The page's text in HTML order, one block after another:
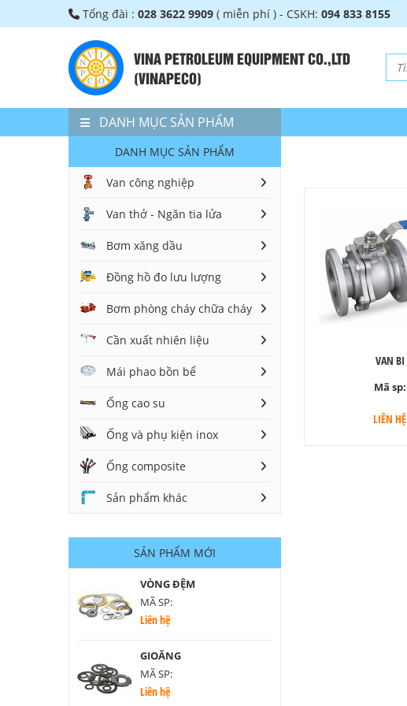
Tổng đài : 028 3622 9909 ( miễn phí ) - CSKH: 094 833 8155
VINA PETROLEUM EQUIPMENT CO.,LTD
(VINAPECO)
DANH MỤC SẢN PHẨM
VAN BI
Mã sp:
LIÊN HỆ
DANH MỤC SẢN PHẨM
Van công nghiệp
Van thở - Ngăn tia lửa
Bơm xăng dầu
Đồng hồ đo lưu lượng
Bơm phòng cháy chữa cháy
Cần xuất nhiên liệu
Mái phao bồn bể
Ống cao su
Ống và phụ kiện inox
Ống composite
Sản phẩm khác
SẢN PHẨM MỚI
VÒNG ĐỆM
MÃ SP:
Liên hệ
GIOĂNG
MÃ SP:
Liên hệ